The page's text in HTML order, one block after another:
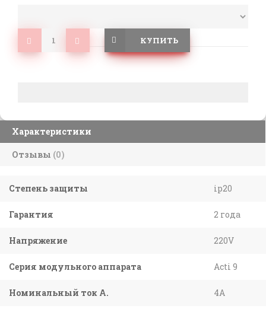
КУПИТЬ
Характеристики
Отзывы (0)
Степень защиты ip20
Гарантия 2 года
Напряжение 220V
Серия модульного аппарата Acti 9
Номинальный ток А. 4A